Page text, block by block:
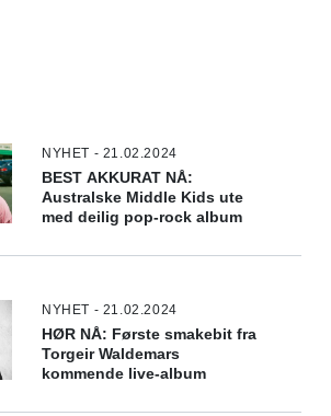
NYHET - 21.02.2024
BEST AKKURAT NÅ:
Australske Middle Kids ute
med deilig pop-rock album
NYHET - 21.02.2024
HØR NÅ: Første smakebit fra
Torgeir Waldemars
kommende live-album